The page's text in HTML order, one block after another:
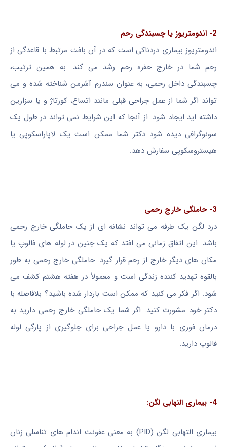
2- اندومتریوز یا چسبندگی رحم
اندومتریوز بیماری دردناکی است که در آن بافت مرتبط با قاعدگی از
رحم شما در خارج حفره رحم رشد می کند. به همین ترتیب،
چسبندگی داخل رحمی، به عنوان سندرم آشرمن شناخته شده و می
تواند اگر شما از عمل جراحی قبلی مانند اتساع، کورتاژ و یا سزارین
داشته اید ایجاد شود. از آنجا که این شرایط نمی تواند در طول یک
سونوگرافی دیده شود دکتر شما ممکن است یک لاپاراسکوپی یا
هیستروسکوپی سفارش دهد.
3- حاملگی خارج رحمی
درد لگن یک طرفه می تواند نشانه ای از یک حاملگی خارج رحمی
باشد. این اتفاق زمانی می افتد که یک جنین در لوله های فالوپ یا
مکان های دیگر خارج از رحم قرار گیرد. حاملگی خارج رحمی به طور
بالقوه تهدید کننده زندگی است و معمولاً در هفته هشتم کشف می
شود. اگر فکر می کنید که ممکن است باردار شده باشید؟ بلافاصله با
دکتر خود مشورت کنید. اگر شما یک حاملگی خارج رحمی دارید به
درمان فوری با دارو یا عمل جراحی برای جلوگیری از پارگی لوله
فالوپ دارید.
4- بیماری التهابی لگن:
بیماری التهابی لگن (PID) به معنی عفونت اندام های تناسلی زنان